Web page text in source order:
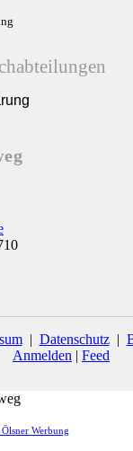
| Datenschutz|
Anmelden | Feed
Werbung